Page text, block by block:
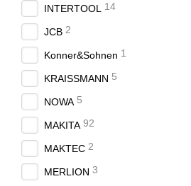
INTERTOOL 14
JCB 2
Konner&Sohnen 1
KRAISSMANN 5
NOWA 5
MAKITA 92
MAKTEC 2
MERLION 3